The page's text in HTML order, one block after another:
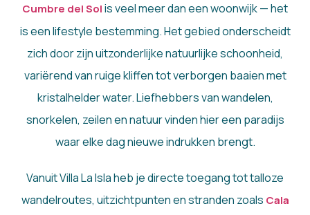
Cumbre del Solis veel meer dan een woonwijk — het
is een lifestyle bestemming. Het gebied onderscheidt
zich door zijn uitzonderlijke natuurlijke schoonheid,
variërend van ruige kliffen tot verborgen baaien met
kristalhelder water. Liefhebbers van wandelen,
snorkelen, zeilen en natuur vinden hier een paradijs
waar elke dag nieuwe indrukken brengt.
Vanuit Villa La Isla heb je directe toegang tot talloze
wandelroutes, uitzichtpunten en stranden zoals Cala